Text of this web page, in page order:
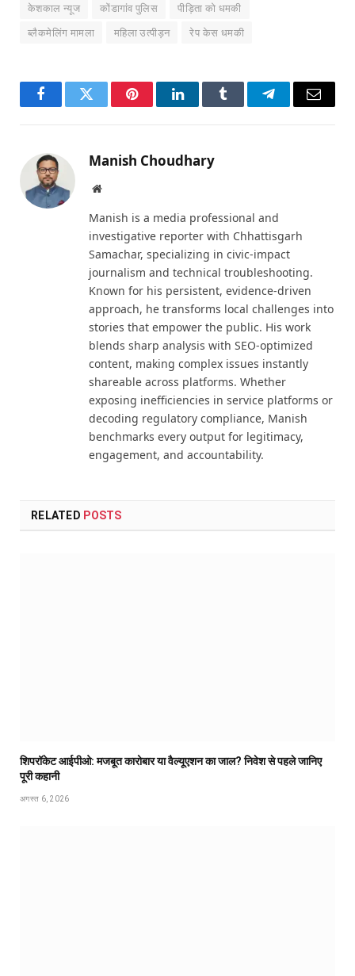
केशकाल न्यूज
कोंडागांव पुलिस
पीड़िता को धमकी
ब्लैकमेलिंग मामला
महिला उत्पीड़न रेप केस धमकी
FacebookTwitter PinterestLinkedInTumblr TelegramEmail
Manish Choudhary
Website
Manish is a media professional and
investigative reporter with Chhattisgarh
Samachar, specializing in civic-impact
journalism and technical troubleshooting.
Known for his persistent, evidence-driven
approach, he transforms local challenges into
stories that empower the public. His work
blends sharp analysis with SEO-optimized
content, making complex issues instantly
shareable across platforms. Whether
exposing inefficiencies in service platforms or
decoding regulatory compliance, Manish
benchmarks every output for legitimacy,
engagement, and accountability.
RELATED POSTS
शिपरॉकेट आईपीओ: मजबूत कारोबार या वैल्यूएशन का जाल? निवेश से पहले जानिए
पूरी कहानी
अगस्त 6, 2026